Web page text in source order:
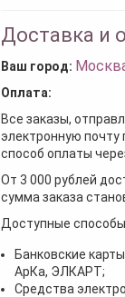
Доставка и
Ваш город:
Оплата:
Все заказы,
электронную
способ оплаты
От 3 000 рублей
сумма заказа
Доступные
Банковские
АрКа, ЭЛКАРТ;
Средства